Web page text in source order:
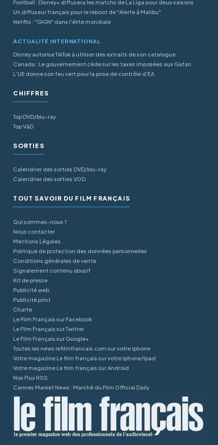
Football : Disney+ diffusera les matchs de La Liga pour deux saisons
Un diffuseur français pour le reboot de "Alerte à Malibu"
Netflix : "GIGN" dans l'élite mondiale
ACTUALITÉ INTERNATIONAL
Disney autorise TikTok à utiliser des extraits de son catalogue
Canada : Le gouvernement cède sur les taxes imposées aux Gafan
L’UE donne son feu vert pour la prise de contrôle d’EA
CHIFFRES
Top DVD/blu-ray
Top VàD
SORTIES
Calendrier des sorties DVD/blu-ray
Calendrier des sorties VOD
TOUT SAVOIR DU FILM FRANÇAIS
Qui sommes-nous ?
Nous contacter
Mentions Légales
Politique de protection des données personnelles
Conditions générales de vente
Signalement contenu abusif
Kit de presse
Publicité web
Publicité print
Charte
Le Film Français sur Facebook
Le Film Français sur Twitter
Le Film Français sur Google+
Toutes les news lefilmfrancais.com sur votre Iphone
Votre magazine Le film français sur votre Iphone/Ipad
Votre magazine Le film français sur Android
Nos Flux RSS
Cannes Market News : Marché du Film Official Daily